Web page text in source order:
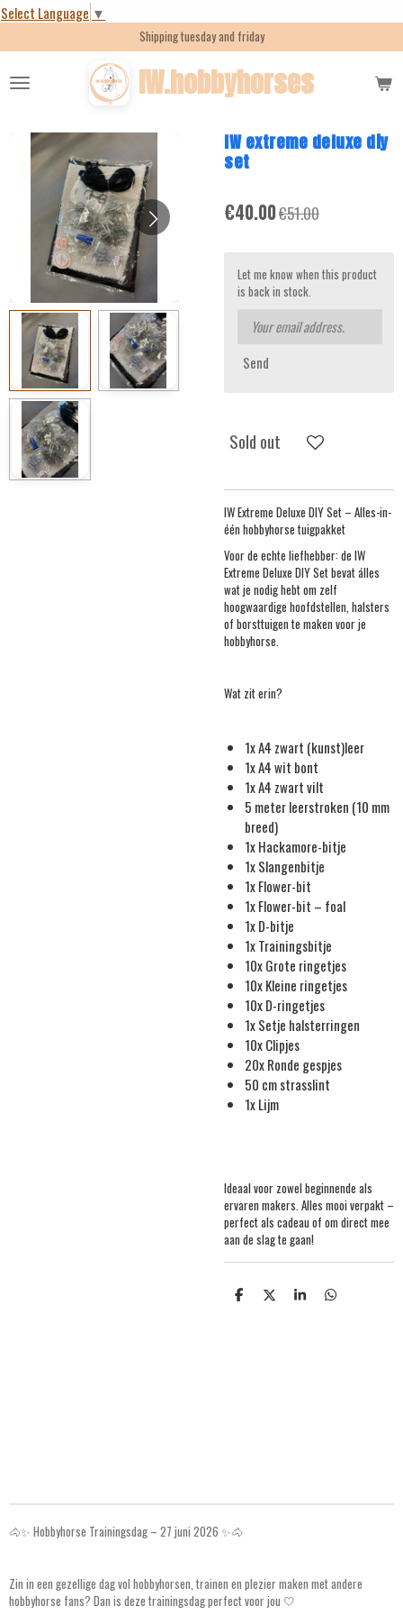
Select Language ▼
Skip
content
IW.hobbyhorses
Shipping tuesday and friday
IW extreme deluxe diy
set
€40.00€51.00
Let me know when this product
is back in stock.
Send
Sold out
IW Extreme Deluxe DIY Set – Alles-in-
één hobbyhorse tuigpakket
Voor de echte liefhebber: de IW
Extreme Deluxe DIY Set bevat álles
wat je nodig hebt om zelf
hoogwaardige hoofdstellen, halsters
of borsttuigen te maken voor je
hobbyhorse.
Wat zit erin?
1x A4 zwart (kunst)leer
1x A4 wit bont
1x A4 zwart vilt
5 meter leerstroken (10 mm
breed)
1x Hackamore-bitje
1x Slangenbitje
1x Flower-bit
1x Flower-bit – foal
1x D-bitje
1x Trainingsbitje
10x Grote ringetjes
10x Kleine ringetjes
10x D-ringetjes
1x Setje halsterringen
10x Clipjes
20x Ronde gespjes
50 cm strasslint
1x Lijm
Ideaal voor zowel beginnende als
ervaren makers. Alles mooi verpakt –
perfect als cadeau of om direct mee
aan de slag te gaan!
S S S S
🐴✨ Hobbyhorse Trainingsdag – 27 juni 2026 ✨🐴
Zin in een gezellige dag vol hobbyhorsen, trainen en plezier maken met andere
hobbyhorse fans? Dan is deze trainingsdag perfect voor jou 🤍